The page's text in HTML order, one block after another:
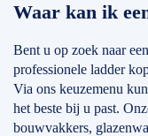
Waar kan ik
Bent u op zoek naar
professionele ladder
Via ons keuzemenu
het beste bij u past.
bouwvakkers,